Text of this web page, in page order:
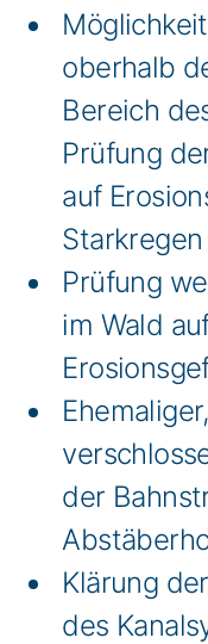
oberhalb
Bereich
Prüfung
auf
Starkregen
Prüfung
im Wald
der
Klärung
des